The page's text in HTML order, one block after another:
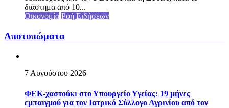
διάστημα από 10...
Οικονομία Ροή Ειδήσεων
Αποτυπώματα
7 Αυγούστου 2026
ΦΕΚ-χαστούκι στο Υπουργείο Υγείας: 19 μήνες
εμπαιγμού για τον Ιατρικό Σύλλογο Αγρινίου από τον